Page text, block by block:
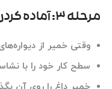
مرحله ۳: آماده کردن خمیر
وقتی خمیر از
سطح کار خود را با